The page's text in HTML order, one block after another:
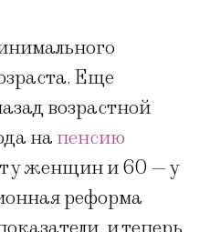
Еще
возрастной
на пенсию
у женщин и 60 — у
реформа